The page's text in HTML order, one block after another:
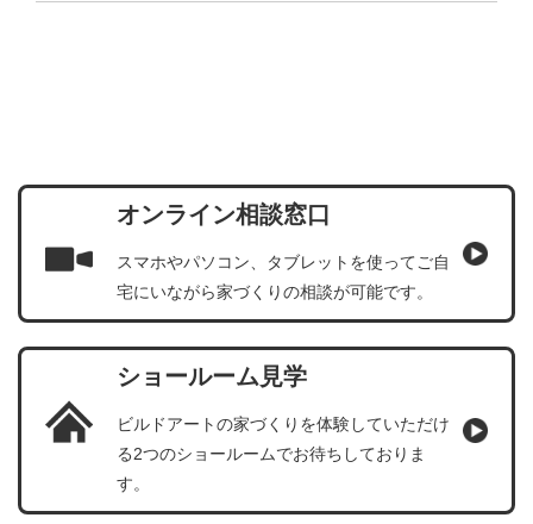
オンライン相談窓口
スマホやパソコン、タブレットを使ってご自
宅にいながら家づくりの相談が可能です。
ショールーム見学
ビルドアートの家づくりを体験していただけ
る2つのショールームでお待ちしておりま
す。